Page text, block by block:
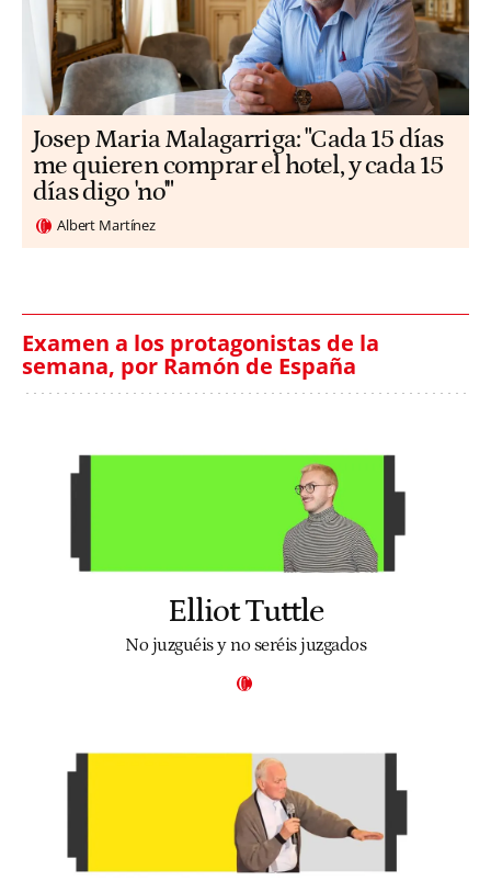
​​Josep Maria Malagarriga: "Cada 15 días
me quieren comprar el hotel, y cada 15
días digo 'no'"
Albert Martínez
Examen a los protagonistas de la
semana, por Ramón de España
Elliot Tuttle
No juzguéis y no seréis juzgados